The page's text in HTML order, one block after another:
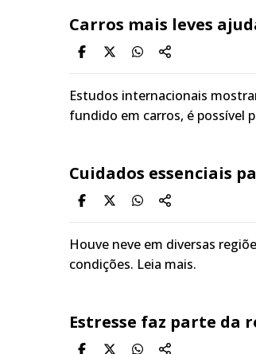
Carros mais leves
Estudos internacionais
fundido em carros, é possível
Cuidados essenciais
Houve neve em diversas
condições. Leia mais.
Estresse faz parte da